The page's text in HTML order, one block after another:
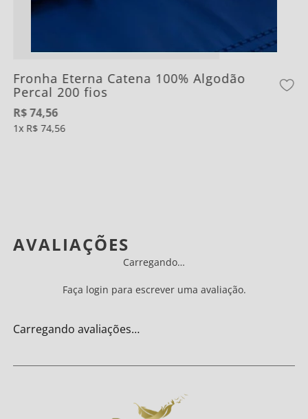
Fronha Eterna Catena 100% Algodão
Percal 200 fios
R$74,56
1 R$ 74,56
AVALIAÇÕES
Carregando…
Faça login para escrever uma avaliação.
Carregando avaliações…